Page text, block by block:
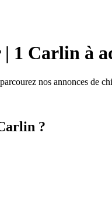
1 Carlin à
nos annonces de
?